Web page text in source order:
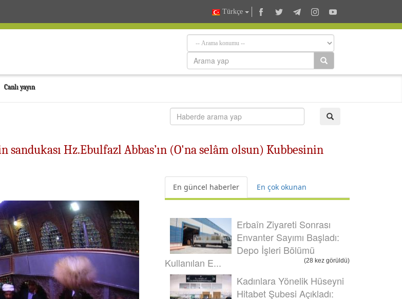
Türkçe
Canlı yayın
Hz.Ebulfazl Abbas’ın (O'na selâm olsun) Kubbesinin
En güncel haberler En çok okunan
Erbaîn Ziyareti Sonrası
Envanter Sayımı Başladı:
Depo İşleri Bölümü
Kullanılan E...
(28 kez görüldü)
Kadınlara Yönelik Hüseyni
Hitabet Şubesi Açıkladı: